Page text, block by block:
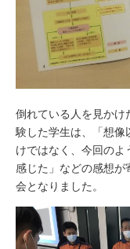
倒れている人を見かけ
験した学生は、「想像
けではなく、今回のよ
感じた」などの感想が
会となりました。